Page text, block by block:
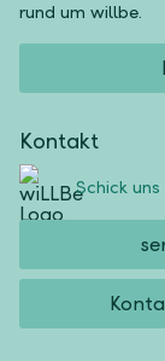
rund um willbe.
Kontakt
Schick